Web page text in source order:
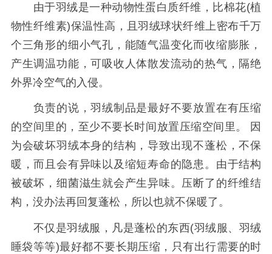
由于羽绒是一种动物性蛋白质纤维，比棉花(植
物性纤维素)保温性高，且羽绒球状纤维上密布千万
个三角形的细小气孔，能随气温变化而收缩膨胀，
产生调温功能，可吸收人体散发流动的热气，隔绝
外界冷空气的入侵。
负责的说，羽绒制品是最好不要放置在有压缩
的空间里的，至少不要长时间放置压缩空间里。 因
为会破坏羽绒本身的结构，导致出现不蓬松，不保
暖，而且会有异味以及缩短寿命的隐患。由于结构
被破坏，细菌滋生就会产生异味。压断了的纤维结
构，没办法再回复蓬松，所以也就不保暖了。
不仅是羽绒服，凡是蓬松的东西(羽绒服、羽绒
睡袋等等)最好都不要长期压缩，只有出行需要的时